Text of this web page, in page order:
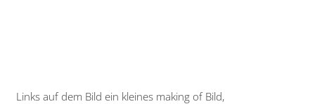
Links auf dem Bild ein kleines making of Bild,